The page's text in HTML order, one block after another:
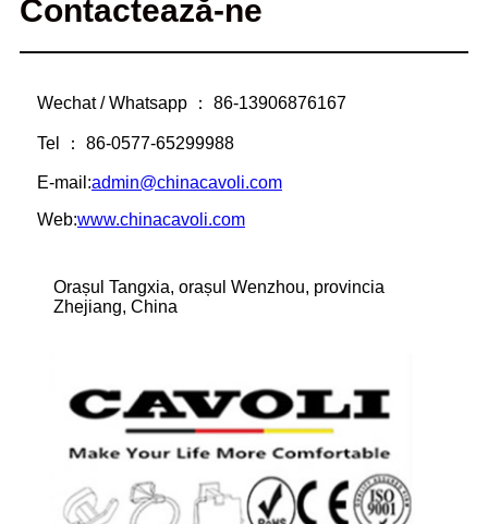
Contactează-ne
Wechat / Whatsapp ： 86-13906876167
Tel ： 86-0577-65299988
E-mail:admin@chinacavoli.com
Web:www.chinacavoli.com
Orașul Tangxia, orașul Wenzhou, provincia
Zhejiang, China